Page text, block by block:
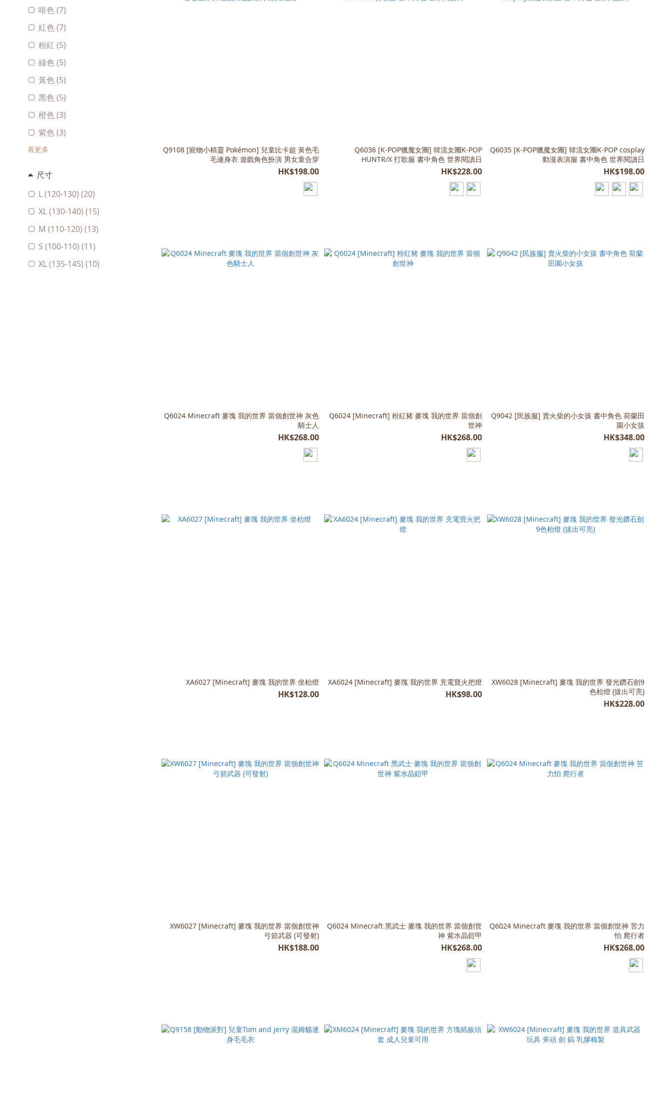
啡色 (7)
紅色 (7)
粉紅 (5)
綠色 (5)
黃色 (5)
黑色 (5)
橙色 (3)
紫色 (3)
看更多
尺寸
L (120-130) (20)
XL (130-140) (15)
M (110-120) (13)
S (100-110) (11)
XL (135-145) (10)
Q9108 [寵物小精靈 Pokémon] 兒童比卡超 黃色毛
毛連身衣 遊戲角色扮演 男女童合穿
HK$198.00
Q6036 [K-POP獵魔女團] 韓流女團K-POP
HUNTR/X 打歌服 書中角色 世界閱讀日
HK$228.00
Q6035 [K-POP獵魔女團] 韓流女團K-POP cosplay
動漫表演服 書中角色 世界閱讀日
HK$198.00
Q6024 Minecraft 麥塊 我的世界 當個創世神 灰色
騎士人
HK$268.00
Q6024 [Minecraft] 粉紅豬 麥塊 我的世界 當個創
世神
HK$268.00
Q9042 [民族服] 賣火柴的小女孩 書中角色 荷蘭田
園小女孩
HK$348.00
XA6027 [Minecraft] 麥塊 我的世界 坐枱燈
HK$128.00
XA6024 [Minecraft] 麥塊 我的世界 充電寶火把燈
HK$98.00
XW6028 [Minecraft] 麥塊 我的世界 發光鑽石劍9
色枱燈 (拔出可亮)
HK$228.00
XW6027 [Minecraft] 麥塊 我的世界 當個創世神
弓箭武器 (可發射)
HK$188.00
Q6024 Minecraft 黑武士 麥塊 我的世界 當個創世
神 紫水晶鎧甲
HK$268.00
Q6024 Minecraft 麥塊 我的世界 當個創世神 苦力
怕 爬行者
HK$268.00